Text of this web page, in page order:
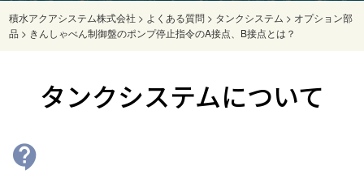
積水アクアシステム株式会社 > よくある質問 > タンクシステム > オプション部
品 > きんしゃべん制御盤のポンプ停止指令のA接点、B接点とは？
タンクシステムについて
contact_support